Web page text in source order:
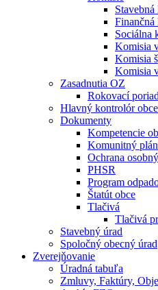
Finančná
Sociálna
Komisia
Komisia
Komisia
Zasadnutia OZ
Rokovací
Hlavný kontrolór obce
Dokumenty
Kompetencie
Komunitný
Ochrana
PHSR
Program
Štatút obce
Tlačivá
Tlačivá
Stavebný úrad
Spoločný obecný úrad
Zverejňovanie
Úradná tabuľa
Zmluvy, Faktúry,